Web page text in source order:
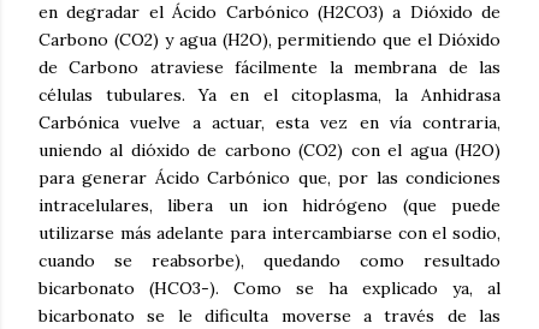
en degradar el Ácido Carbónico (H2CO3) a Dióxido de
Carbono (CO2) y agua (H2O), permitiendo que el Dióxido
de Carbono atraviese fácilmente la membrana de las
células tubulares. Ya en el citoplasma, la Anhidrasa
Carbónica vuelve a actuar, esta vez en vía contraria,
uniendo al dióxido de carbono (CO2) con el agua (H2O)
para generar Ácido Carbónico que, por las condiciones
intracelulares, libera un ion hidrógeno (que puede
utilizarse más adelante para intercambiarse con el sodio,
cuando se reabsorbe), quedando como resultado
bicarbonato (HCO3-). Como se ha explicado ya, al
bicarbonato se le dificulta moverse a través de las